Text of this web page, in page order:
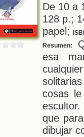
De 10 a
128 p.;
papel;
Resumen:
esa
cosas
escultor.
que
dibujar